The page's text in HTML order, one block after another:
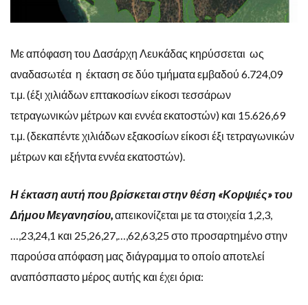
Με απόφαση του Δασάρχη Λευκάδας κηρύσσεται ως
αναδασωτέα η έκταση σε δύο τμήματα εμβαδού 6.724,09
τ.μ. (έξι χιλιάδων επτακοσίων είκοσι τεσσάρων
τετραγωνικών μέτρων και εννέα εκατοστών) και 15.626,69
τ.μ. (δεκαπέντε χιλιάδων εξακοσίων είκοσι έξι τετραγωνικών
μέτρων και εξήντα εννέα εκατοστών).
Η έκταση αυτή που βρίσκεται στην θέση «Κορψιές» του
Δήμου Μεγανησίου,απεικονίζεται με τα στοιχεία 1,2,3,
…,23,24,1 και 25,26,27,…,62,63,25 στο προσαρτημένο στην
παρούσα απόφαση μας διάγραμμα το οποίο αποτελεί
αναπόσπαστο μέρος αυτής και έχει όρια: